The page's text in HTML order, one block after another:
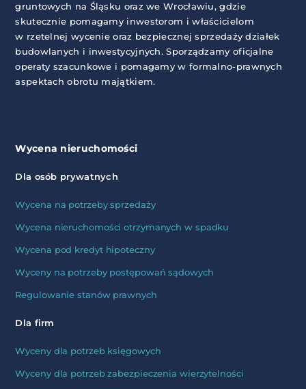
gruntowych na Śląsku oraz we Wrocławiu, gdzie
skutecznie pomagamy inwestorom i właścicielom
w rzetelnej wycenie oraz bezpiecznej sprzedaży działek
budowlanych i inwestycyjnych. Sporządzamy oficjalne
operaty szacunkowe i pomagamy w formalno-prawnych
aspektach obrotu majątkiem.
Wycena nieruchomości
Dla osób prywatnych
Wycena na potrzeby sprzedaży
Wycena nieruchomości otrzymanych w spadku
Wycena pod kredyt hipoteczny
Wyceny na potrzeby postępowań sądowych
Regulowanie stanów prawnych
Dla firm
Wyceny dla potrzeb księgowych
Wyceny dla potrzeb zabezpieczenia wierzytelności